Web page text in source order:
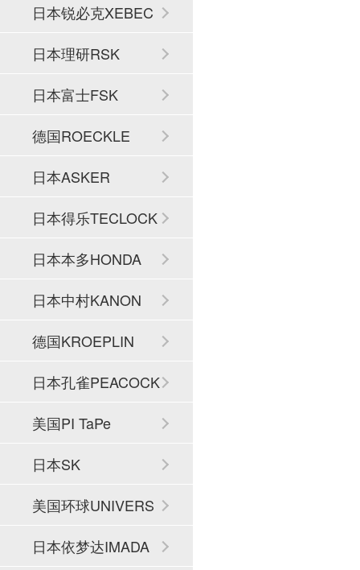
日本锐必克XEBEC
日本理研RSK
日本富士FSK
德国ROECKLE
日本ASKER
日本得乐TECLOCK
日本本多HONDA
日本中村KANON
德国KROEPLIN
日本孔雀PEACOCK
美国PI TaPe
日本SK
美国环球UNIVERS
AL
日本依梦达IMADA